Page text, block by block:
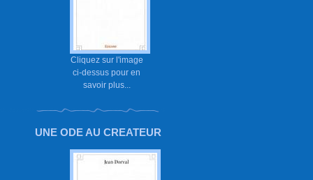
Cliquez sur l'image
ci-dessus pour en
savoir plus...
UNE ODE AU CREATEUR